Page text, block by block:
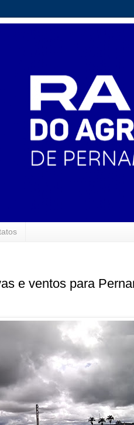
e ventos para